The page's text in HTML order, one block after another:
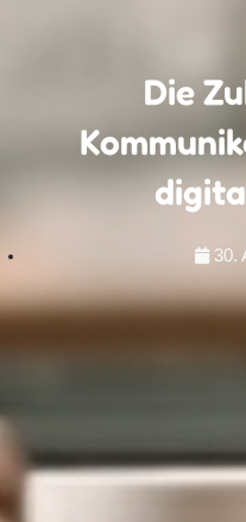
Die
30.